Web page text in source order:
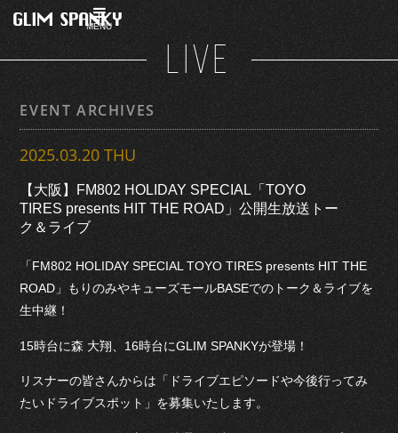
MENU
LIVE
EVENT ARCHIVES
2025.03.20 THU
【大阪】FM802 HOLIDAY SPECIAL「TOYO
TIRES presents HIT THE ROAD」公開生放送トー
ク＆ライブ
「FM802 HOLIDAY SPECIAL TOYO TIRES presents HIT THE
ROAD」もりのみやキューズモールBASEでのトーク＆ライブを
生中継！
15時台に森 大翔、16時台にGLIM SPANKYが登場！
リスナーの皆さんからは「ドライブエピソードや今後行ってみ
たいドライブスポット」を募集いたします。